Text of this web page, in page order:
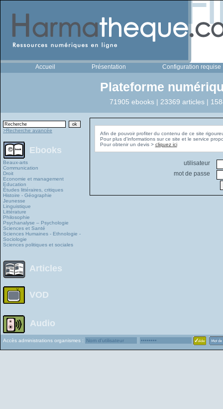
Accueil Présentation Configuration requise
Plateforme
71905 ebooks | 23369 articles |
>Recherche avancée
Ebooks
Beaux-arts
Communication
Droit
Economie et management
Education
Études littéraires, critiques
Histoire - Géographie
Jeunesse
Linguistique
Littérature
Philosophie
Psychanalyse – Psychologie
Sciences et Santé
Sciences Humaines - Ethnologie -
Sociologie
Sciences politiques et sociales
Articles
VOD
Audio
Afin de pouvoir profiter du contenu de ce site
Pour plus d'informations sur ce site et le service
Pour obtenir un devis > cliquez ici
utilisateur
mot de passe
Accès administrations organismes :